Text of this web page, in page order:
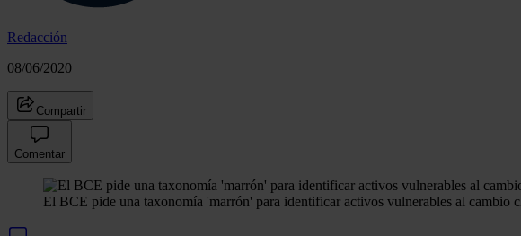
Redacción
08/06/2020
Compartir
Comentar
El BCE pide una taxonomía 'marrón' para identificar activos vulnerables al cambio